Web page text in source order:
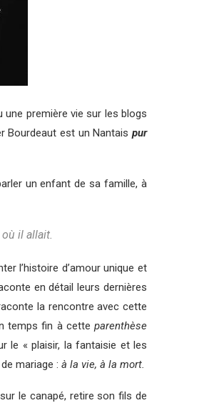
une première vie sur les blogs
Bourdeaut est un Nantais pur
un enfant de sa famille, à
il allait.
l’histoire d’amour unique et
en détail leurs dernières
la rencontre avec cette
temps fin à cette parenthèse
le « plaisir, la fantaisie et les
mariage : à la vie, à la mort.
le canapé, retire son fils de